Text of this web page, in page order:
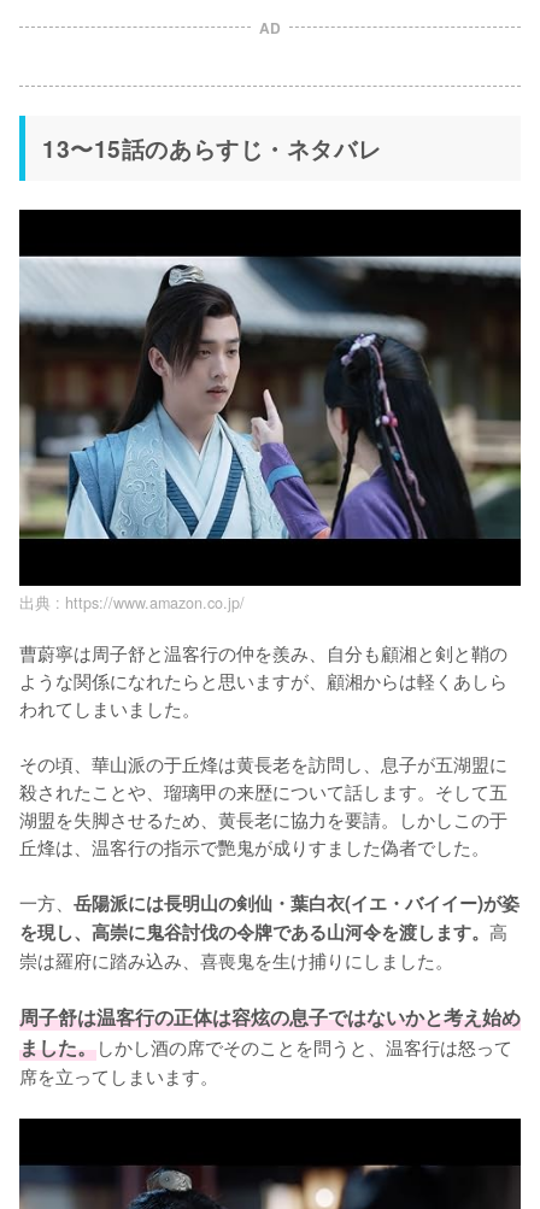
AD
13〜15話のあらすじ・ネタバレ
出典 : https://www.amazon.co.jp/
曹蔚寧は周子舒と温客行の仲を羨み、自分も顧湘と剣と鞘の
ような関係になれたらと思いますが、顧湘からは軽くあしら
われてしまいました。
その頃、華山派の于丘烽は黄長老を訪問し、息子が五湖盟に
殺されたことや、瑠璃甲の来歴について話します。そして五
湖盟を失脚させるため、黄長老に協力を要請。しかしこの于
丘烽は、温客行の指示で艷鬼が成りすました偽者でした。
一方、 岳陽派には長明山の剣仙・葉白衣(イエ・バイイー)が姿
を現し、高崇に鬼谷討伐の令牌である山河令を渡します。 高
崇は羅府に踏み込み、喜喪鬼を生け捕りにしました。
周子舒は温客行の正体は容炫の息子ではないかと考え始め
ました。しかし酒の席でそのことを問うと、温客行は怒って
席を立ってしまいます。